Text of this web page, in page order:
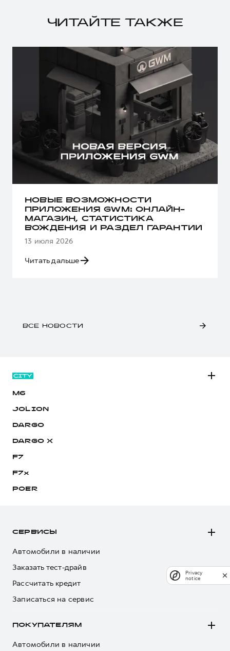
ЧИТАЙТЕ ТАКЖЕ
НОВЫЕ ВОЗМОЖНОСТИ
ПРИЛОЖЕНИЯ GWM: ОНЛАЙН-
МАГАЗИН, СТАТИСТИКА
ВОЖДЕНИЯ И РАЗДЕЛ ГАРАНТИИ
13 июля 2026
Читать дальше
ВСЕ НОВОСТИ
M6
JOLION
DARGO
DARGO Х
F7
F7x
POER
СЕРВИСЫ
Автомобили в наличии
Заказать тест-драйв
Рассчитать кредит
Записаться на сервис
ПОКУПАТЕЛЯМ
Автомобили в наличии
Privacy
notice